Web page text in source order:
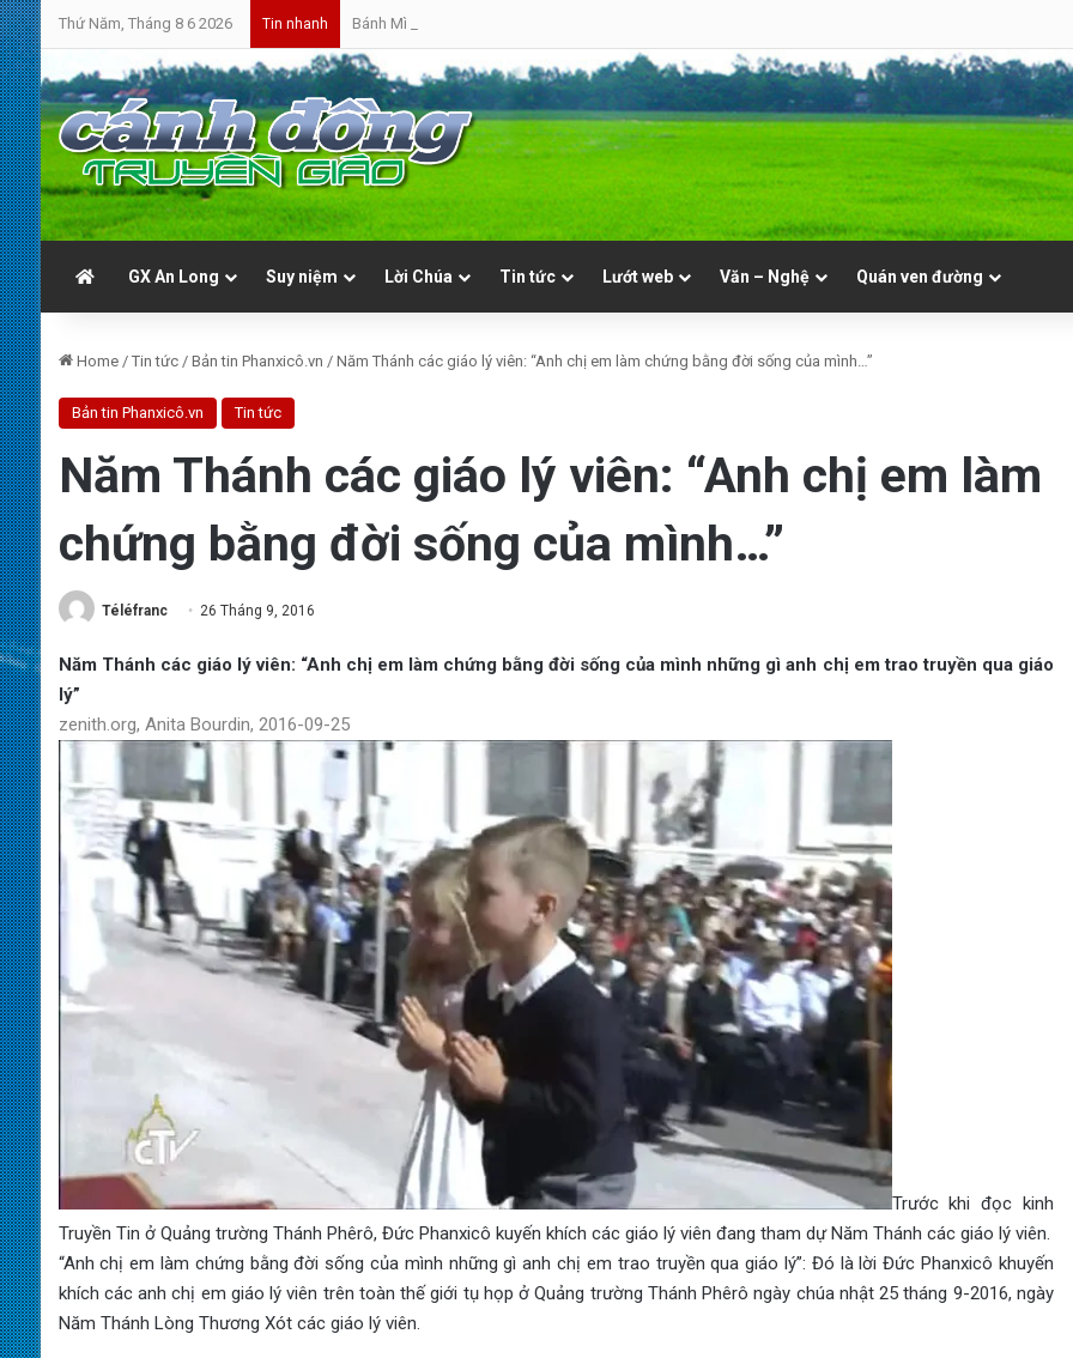
Thứ Năm, Tháng 8 6 2026 Tin nhanh Bánh Mì Sáng | Thứ Sáu 07.08 | Th. Xystô II, giám mục và Th. Cajêtanô, linh mục
GX An Long Suy niệm Lời Chúa Tin tức Lướt web Văn – Nghệ Quán ven đường
Home / Tin tức / Bản tin Phanxicô.vn / Năm Thánh các giáo lý viên: “Anh chị em làm chứng bằng đời sống của mình…”
Bản tin Phanxicô.vn Tin tức
Năm Thánh các giáo lý viên: “Anh chị em làm
chứng bằng đời sống của mình…”
Téléfranc 26 Tháng 9, 2016
Năm Thánh các giáo lý viên: “Anh chị em làm chứng bằng đời sống của mình những gì anh chị em trao truyền qua giáo
lý”
zenith.org, Anita Bourdin, 2016-09-25
Trước khi đọc kinh
Truyền Tin ở Quảng trường Thánh Phêrô, Đức Phanxicô kuyến khích các giáo lý viên đang tham dự Năm Thánh các giáo lý viên.
“Anh chị em làm chứng bằng đời sống của mình những gì anh chị em trao truyền qua giáo lý”: Đó là lời Đức Phanxicô khuyến
khích các anh chị em giáo lý viên trên toàn thế giới tụ họp ở Quảng trường Thánh Phêrô ngày chúa nhật 25 tháng 9-2016, ngày
Năm Thánh Lòng Thương Xót các giáo lý viên.